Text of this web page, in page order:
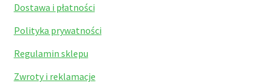
Dostawa i płatności
Polityka prywatności
Regulamin sklepu
Zwroty i reklamacje